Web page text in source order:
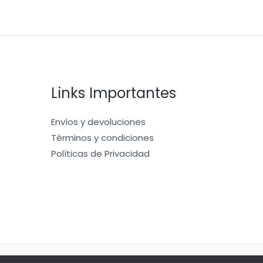
Links Importantes
Envíos y devoluciones
Términos y condiciones
Políticas de Privacidad